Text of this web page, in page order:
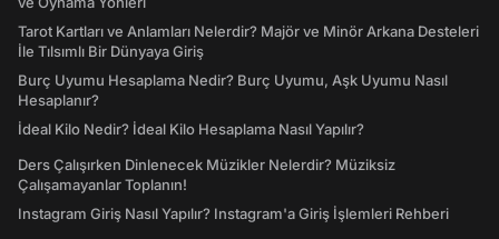
Tarot Kartları ve Anlamları Nelerdir? Majör ve Minör Arkana Desteleri
İle Tılsımlı Bir Dünyaya Giriş
Burç Uyumu Hesaplama Nedir? Burç Uyumu, Aşk Uyumu Nasıl
Hesaplanır?
İdeal Kilo Nedir? İdeal Kilo Hesaplama Nasıl Yapılır?
Ders Çalışırken Dinlenecek Müzikler Nelerdir? Müziksiz
Çalışamayanlar Toplanın!
Instagram Giriş Nasıl Yapılır? Instagram'a Giriş İşlemleri Rehberi